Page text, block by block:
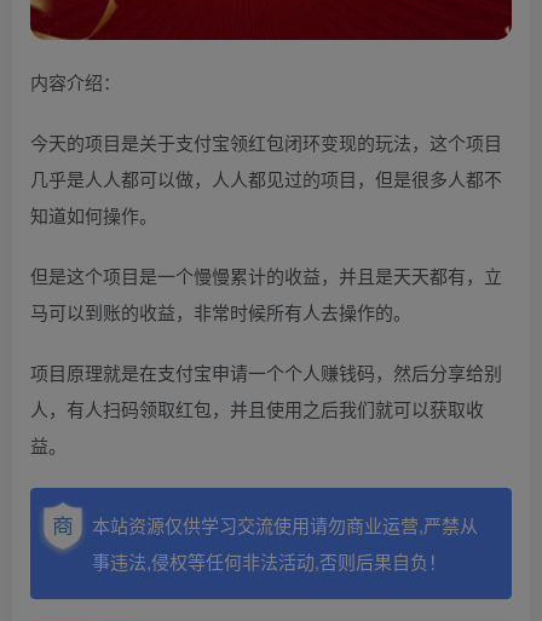
内容介绍：
今天的项目是关于支付宝领红包闭环变现的玩法，这个项目
几乎是人人都可以做，人人都见过的项目，但是很多人都不
知道如何操作。
但是这个项目是一个慢慢累计的收益，并且是天天都有，立
马可以到账的收益，非常时候所有人去操作的。
项目原理就是在支付宝申请一个个人赚钱码，然后分享给别
人，有人扫码领取红包，并且使用之后我们就可以获取收
益。
本站资源仅供学习交流使用请勿商业运营,严禁从
事违法,侵权等任何非法活动,否则后果自负！